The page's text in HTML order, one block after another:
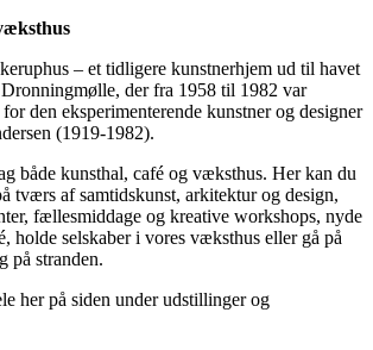
– et tidligere kunstnerhjem ud til havet
der fra 1958 til 1982 var
den eksperimenterende kunstner og designer
(1919-1982).
både kunsthal, café og væksthus. Her kan du
tværs af samtidskunst, arkitektur og design,
fællesmiddage og kreative workshops, nyde
holde selskaber i vores væksthus eller gå på
på stranden.
her på siden under udstillinger og